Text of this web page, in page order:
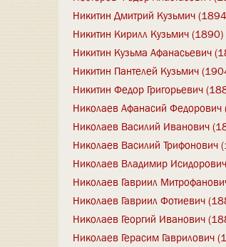
Никитин Дмитрий Кузьмич
Никитин Кирилл Кузьмич (1890)
Никитин Кузьма Афанасьевич
Никитин Пантелей Кузьмич
Никитин Федор Григорьевич
Николаев Афанасий
Николаев Василий Иванович
Николаев Василий Трифонович
Николаев Владимир
Николаев Гавриил
Николаев Гавриил Фотиевич
Николаев Георгий Иванович
Николаев Герасим Гаврилович